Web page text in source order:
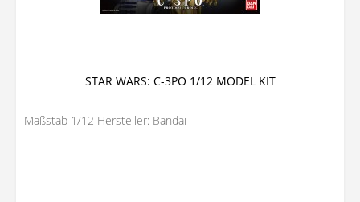
STAR WARS: C-3PO 1/12 MODEL KIT
Maßstab 1/12 Hersteller: Bandai